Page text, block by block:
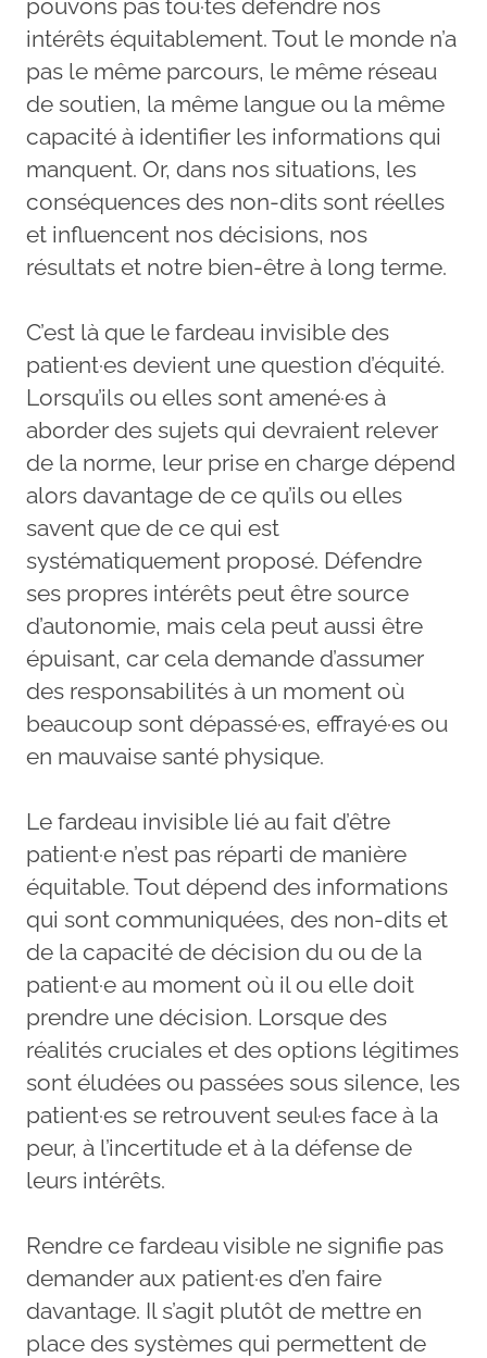
pouvons pas tou·tes défendre nos
intérêts équitablement. Tout le monde n’a
pas le même parcours, le même réseau
de soutien, la même langue ou la même
capacité à identifier les informations qui
manquent. Or, dans nos situations, les
conséquences des non-dits sont réelles
et influencent nos décisions, nos
résultats et notre bien-être à long terme.
C’est là que le fardeau invisible des
patient·es devient une question d’équité.
Lorsqu’ils ou elles sont amené·es à
aborder des sujets qui devraient relever
de la norme, leur prise en charge dépend
alors davantage de ce qu’ils ou elles
savent que de ce qui est
systématiquement proposé. Défendre
ses propres intérêts peut être source
d’autonomie, mais cela peut aussi être
épuisant, car cela demande d’assumer
des responsabilités à un moment où
beaucoup sont dépassé·es, effrayé·es ou
en mauvaise santé physique.
Le fardeau invisible lié au fait d’être
patient·e n’est pas réparti de manière
équitable. Tout dépend des informations
qui sont communiquées, des non-dits et
de la capacité de décision du ou de la
patient·e au moment où il ou elle doit
prendre une décision. Lorsque des
réalités cruciales et des options légitimes
sont éludées ou passées sous silence, les
patient·es se retrouvent seul·es face à la
peur, à l’incertitude et à la défense de
leurs intérêts.
Rendre ce fardeau visible ne signifie pas
demander aux patient·es d’en faire
davantage. Il s’agit plutôt de mettre en
place des systèmes qui permettent de